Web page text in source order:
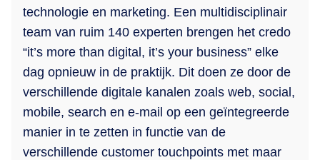
technologie en marketing. Een multidisciplinair
team van ruim 140 experten brengen het credo
“it’s more than digital, it’s your business” elke
dag opnieuw in de praktijk. Dit doen ze door de
verschillende digitale kanalen zoals web, social,
mobile, search en e-mail op een geïntegreerde
manier in te zetten in functie van de
verschillende customer touchpoints met maar